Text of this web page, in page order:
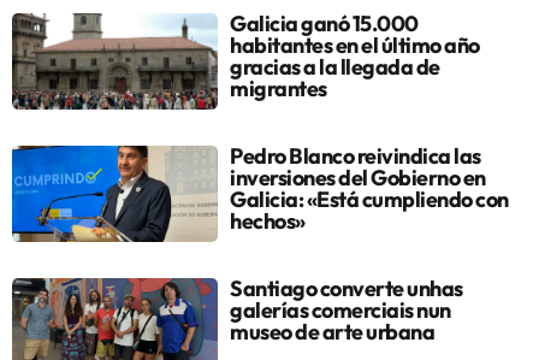
Galicia ganó 15.000
habitantes en el último año
gracias a la llegada de
migrantes
Pedro Blanco reivindica las
inversiones del Gobierno en
Galicia: «Está cumpliendo con
hechos»
Santiago converte unhas
galerías comerciais nun
museo de arte urbana